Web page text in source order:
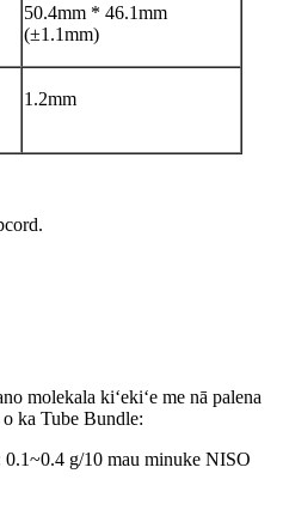
50.4mm * 46.1mm
(±1.1mm)
1.2mm
molekala kiʻekiʻe me nā palena
o ka Tube Bundle:
~0.4 g/10 mau minuke NISO